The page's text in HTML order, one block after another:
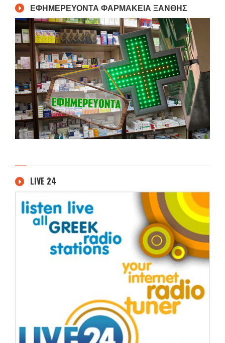
ΕΦΗΜΕΡΕΥΟΝΤΑ ΦΑΡΜΑΚΕΙΑ ΞΑΝΘΗΣ
LIVE 24